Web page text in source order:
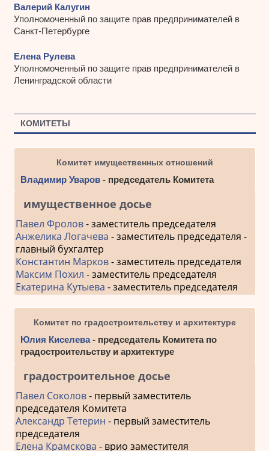
Валерий Калугин
Уполномоченный по защите прав предпринимателей в
Санкт-Петербурге
Елена Рулева
Уполномоченный по защите прав предпринимателей в
Ленинградской области
КОМИТЕТЫ
Комитет имущественных отношений
Владимир Уваров- председатель Комитета
имущественное досье
Павел Фролов- заместитель председателя
Анжелика Логачева - заместитель председателя -
главный бухгалтер
Константин Марков- заместитель председателя
Максим Похил - заместитель председателя
Екатерина Кутыева - заместитель председателя
Комитет по градостроительству и архитектуре
Юлия Киселева- председатель Комитета по
градостроительству и архитектуре
градостроительное досье
Павел Соколов- первый заместитель
председателя Комитета
Александр Тетерин - первый заместитель
председателя
Елена Крамскова - врио заместителя